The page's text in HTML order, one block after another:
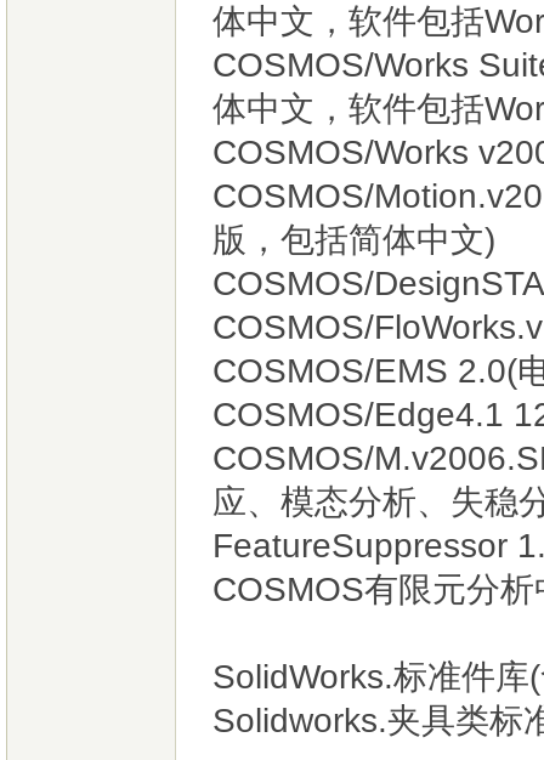
体中文，软件包括
COSMOS/Works
体中文，软件包括
COSMOS/Works
COSMOS/
版，包括简体中文)
COSMOS/
COSMOS/
COSMOS/EMS 2.0(
COSMOS/Edge4.1
COSMOS/
应、模态分析、失稳
FeatureSuppressor
COSMOS有限元分
SolidWorks.标准件库
Solidworks.夹具类标